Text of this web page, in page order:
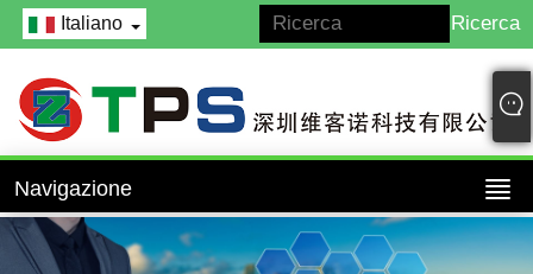
Italiano
Navigazione